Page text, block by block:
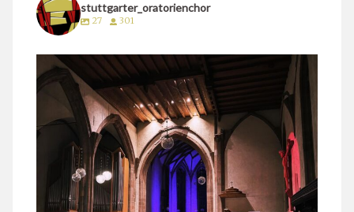
stuttgarter_oratorienchor
27 301
stuttgarter_oratorienchor
März 24